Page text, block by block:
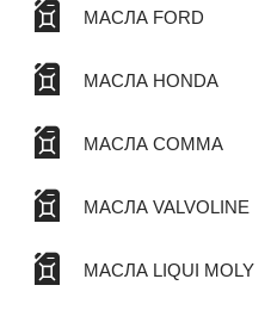
МАСЛА FORD
МАСЛА HONDA
МАСЛА COMMA
МАСЛА VALVOLINE
МАСЛА LIQUI MOLY